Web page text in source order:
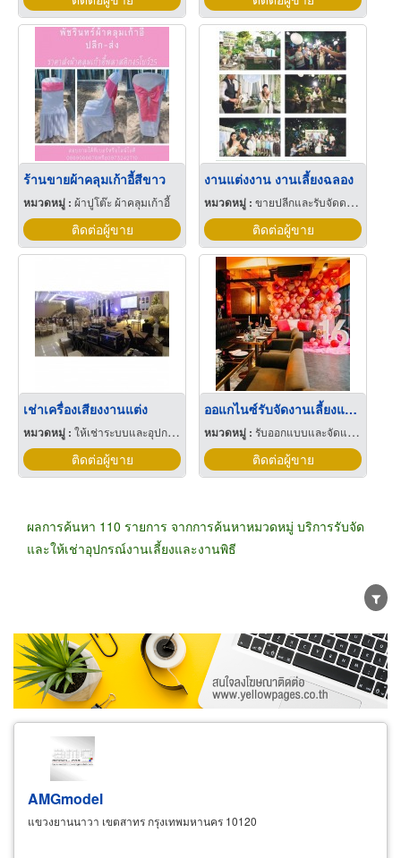
ร้านขายผ้าคลุมเก้าอี้สีขาว
หมวดหมู่ : ผ้าปูโต๊ะ ผ้าคลุมเก้าอี้
ติดต่อผู้ขาย
งานแต่งงาน งานเลี้ยงฉลอง
หมวดหมู่ :ขายปลีกและรับจัดดอกไม้
ติดต่อผู้ขาย
เช่าเครื่องเสียงงานแต่ง
หมวดหมู่ : ให้เช่าระบบและอุปกรณ์เกี่ยวกับเสียงและแสง
ติดต่อผู้ขาย
ออแกไนซ์รับจัดงานเลี้ยงแบบ private
หมวดหมู่ : รับออกแบบและจัดแสดงนิทรรศการ
ติดต่อผู้ขาย
ผลการค้นหา 110 รายการ จากการค้นหาหมวดหมู่ บริการรับจัด
และให้เช่าอุปกรณ์งานเลี้ยงและงานพิธี
ขายส่ง ขายปลีก ผู้ผลิต
ตัวแทนจัดจำหน่าย
ผู้ส่งออก/นำเข้า
ธุรกิจบริการ
AMGmodel
แขวงยานนาวา เขตสาทร กรุงเทพมหานคร 10120